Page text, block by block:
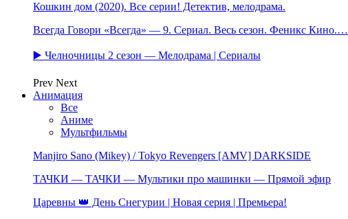
Кошкин дом (2020). Все серии! Детектив, мелодрама.
Всегда Говори «Всегда» — 9. Сериал. Весь сезон. Феникс Кино.…
▶️ Челночницы 2 сезон — Мелодрама | Сериалы
Prev Next
Анимация
Все
Аниме
Мультфильмы
Manjiro Sano (Mikey) / Tokyo Revengers [AMV] DARKSIDE
ТАЧКИ — ТАЧКИ — Мультики про машинки — Прямой эфир
Царевны 👑 День Снегурии | Новая серия | Премьера!